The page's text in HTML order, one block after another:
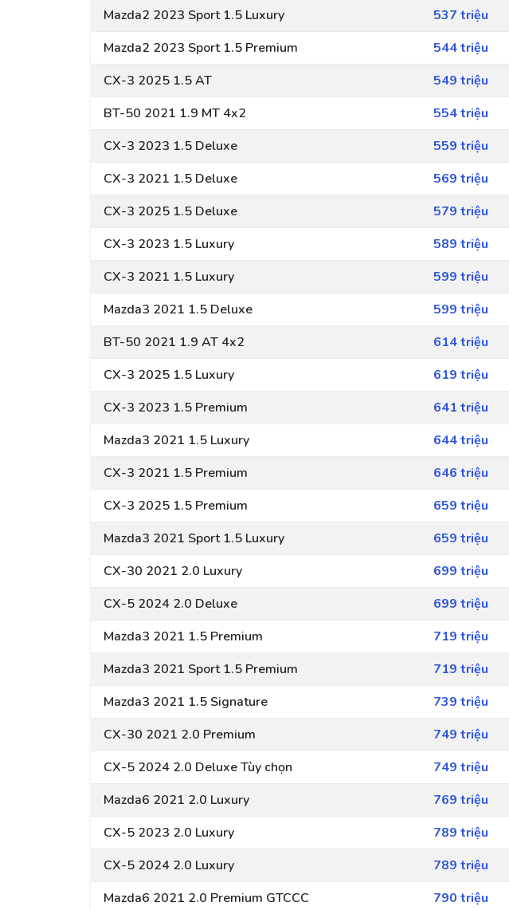
Mazda2 2023 Sport 1.5 Luxury 537 triệu
Mazda2 2023 Sport 1.5 Premium
544 triệu
CX-3 2025 1.5 AT
549 triệu
BT-50 2021 1.9 MT 4x2
554 triệu
CX-3 2023 1.5 Deluxe
559 triệu
CX-3 2021 1.5 Deluxe
569 triệu
CX-3 2025 1.5 Deluxe
579 triệu
CX-3 2023 1.5 Luxury
589 triệu
CX-3 2021 1.5 Luxury
599 triệu
Mazda3 2021 1.5 Deluxe
599 triệu
BT-50 2021 1.9 AT 4x2
614 triệu
CX-3 2025 1.5 Luxury
619 triệu
CX-3 2023 1.5 Premium
641 triệu
Mazda3 2021 1.5 Luxury
644 triệu
CX-3 2021 1.5 Premium
646 triệu
CX-3 2025 1.5 Premium
659 triệu
Mazda3 2021 Sport 1.5 Luxury
659 triệu
CX-30 2021 2.0 Luxury
699 triệu
CX-5 2024 2.0 Deluxe
699 triệu
Mazda3 2021 1.5 Premium
719 triệu
Mazda3 2021 Sport 1.5 Premium
719 triệu
Mazda3 2021 1.5 Signature
739 triệu
CX-30 2021 2.0 Premium
749 triệu
CX-5 2024 2.0 Deluxe Tùy chọn
749 triệu
Mazda6 2021 2.0 Luxury
769 triệu
CX-5 2023 2.0 Luxury
789 triệu
CX-5 2024 2.0 Luxury
789 triệu
Mazda6 2021 2.0 Premium GTCCC
790 triệu